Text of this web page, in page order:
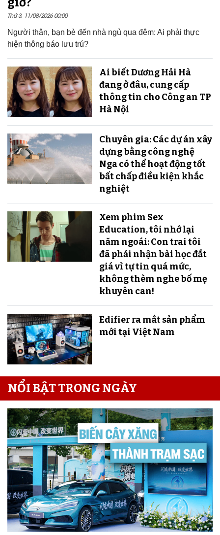
Thứ 3, 11/08/2026 00:00
Người thân, bạn bè đến nhà ngủ qua đêm: Ai phải thực
hiện thông báo lưu trú?
Ai biết Dương Hải Hà
đang ở đâu, cung cấp
thông tin cho Công an TP
Hà Nội
Chuyên gia: Các dự án xây
dựng bằng công nghệ
Nga có thể hoạt động tốt
bất chấp điều kiện khắc
nghiệt
Xem phim Sex
Education, tôi nhớ lại
năm ngoái: Con trai tôi
đã phải nhận bài học đắt
giá vì tự tin quá mức,
không thèm nghe bố mẹ
khuyên can!
Edifier ra mắt sản phẩm
mới tại Việt Nam
NỔI BẬT TRONG NGÀY